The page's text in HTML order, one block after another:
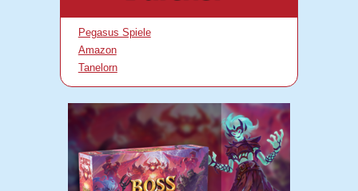
Pegasus Spiele
Amazon
Tanelorn